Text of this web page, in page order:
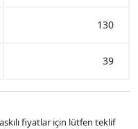
130
39
fiyatlar için lütfen teklif